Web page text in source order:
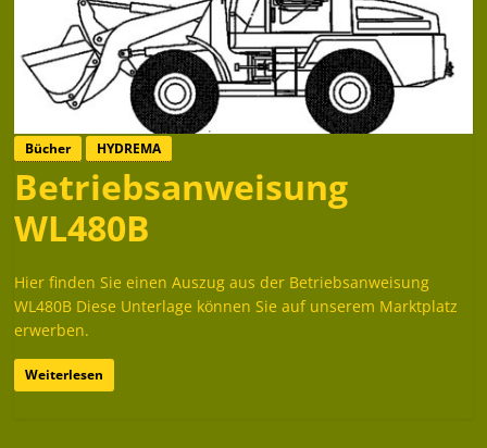
Bücher HYDREMA
Betriebsanweisung
WL480B
Hier finden Sie einen Auszug aus der Betriebsanweisung
WL480B Diese Unterlage können Sie auf unserem Marktplatz
erwerben.
Weiterlesen